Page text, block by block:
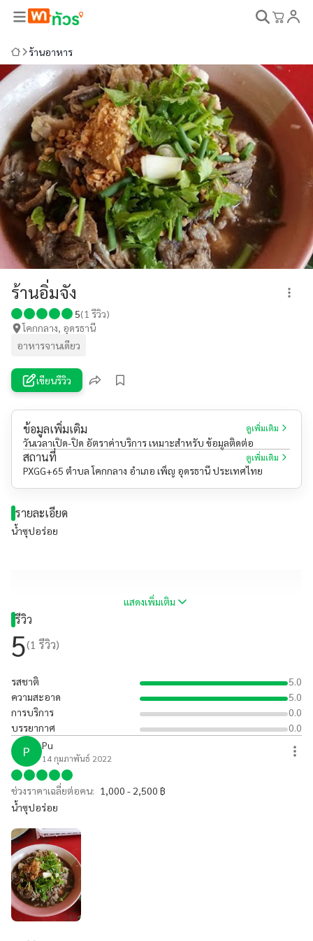
ร้านอาหาร
ร้านอิ่มจัง
5(1 รีวิว)
โคกกลาง, อุดรธานี
อาหารจานเดียว
เขียนรีวิว
ข้อมูลเพิ่มเติม ดูเพิ่มเติม
วันเวลาเปิด-ปิด อัตราค่าบริการ เหมาะสำหรับ ข้อมูลติดต่อ
สถานที่ ดูเพิ่มเติม
PXGG+65 ตำบล โคกกลาง อำเภอ เพ็ญ อุดรธานี ประเทศไทย
รายละเอียด
น้ำซุปอร่อย
แสดงเพิ่มเติม
รีวิว
5(1 รีวิว)
รสชาติ
5.0
ความสะอาด
5.0
การบริการ
0.0
บรรยากาศ
0.0
P Pu
14 กุมภาพันธ์ 2022
ช่วงราคาเฉลี่ยต่อคน: 1,000 - 2,500 ฿
น้ำซุปอร่อย